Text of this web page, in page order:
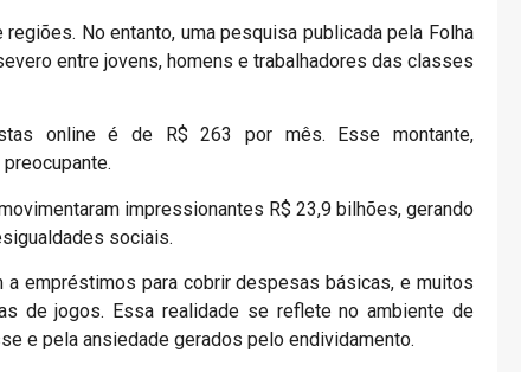
No entanto, uma pesquisa publicada pela Folha
entre jovens, homens e trabalhadores das classes
online é de R$ 263 por mês. Esse montante,
impressionantes R$ 23,9 bilhões, gerando
sociais.
empréstimos para cobrir despesas básicas, e muitos
de jogos. Essa realidade se reflete no ambiente de
e pela ansiedade gerados pelo endividamento.